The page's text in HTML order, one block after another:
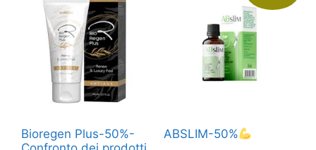
Bioregen Plus-50%-
ABSLIM-50%